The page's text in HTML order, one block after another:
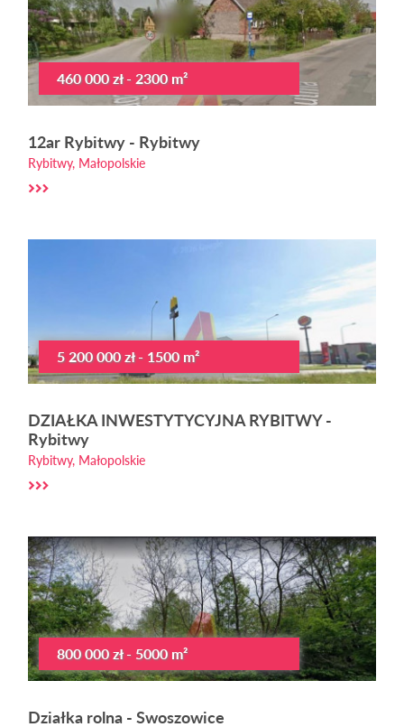
460 000 zł - 2300 m²
12ar Rybitwy - Rybitwy
Rybitwy, Małopolskie
5 200 000 zł - 1500 m²
DZIAŁKA INWESTYTYCYJNA RYBITWY -
Rybitwy
Rybitwy, Małopolskie
800 000 zł - 5000 m²
Działka rolna - Swoszowice